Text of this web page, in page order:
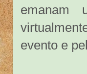
emanam
evento e